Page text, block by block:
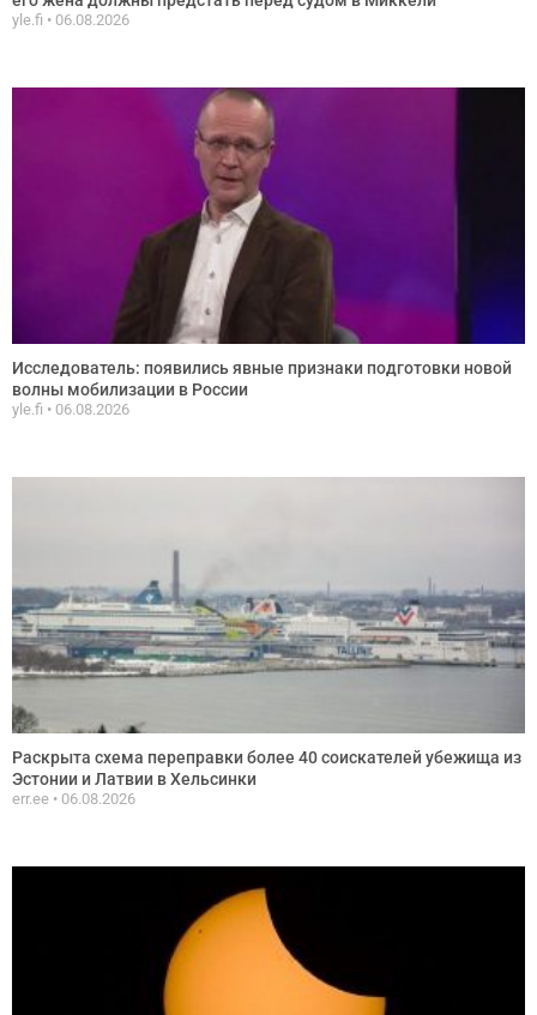
yle.fi 06.08.2026
Исследователь: появились явные признаки подготовки новой
волны мобилизации в России
yle.fi 06.08.2026
Раскрыта схема переправки более 40 соискателей убежища из
Эстонии и Латвии в Хельсинки
err.ee 06.08.2026